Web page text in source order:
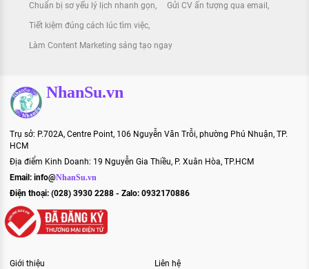
Chuẩn bị sơ yếu lý lịch nhanh gọn Gửi CV ấn tượng qua email
Tiết kiệm đúng cách lúc tìm việc
Làm Content Marketing sáng tạo ngay
NhanSu.vn
Trụ sở: P.702A, Centre Point, 106 Nguyễn Văn Trỗi, phường Phú Nhuận, TP.
HCM
Địa điểm Kinh Doanh: 19 Nguyễn Gia Thiều, P. Xuân Hòa, TP.HCM
Email: info@NhanSu.vn
Điện thoại: (028) 3930 2288 - Zalo: 0932170886
Giới thiệu
Liên hệ